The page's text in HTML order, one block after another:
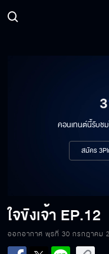
คอนเทนต์นี้รับชม
สมัคร
ใจขังเจ้า EP.12
ออกอากาศ พุธที่ 30 กรกฎาคม